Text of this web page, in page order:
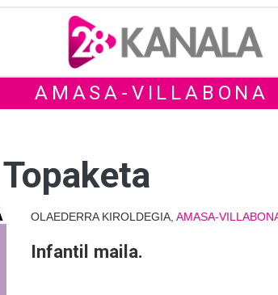
AMASA-VILLABONA
OLAEDERRA KIROLDEGIA, AMASA-
Infantil maila.